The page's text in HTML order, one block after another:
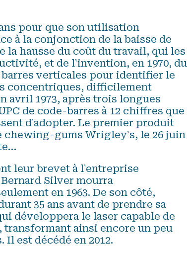
pour que son utilisation
à la conjonction de la baisse de
hausse du coût du travail, qui les
et de l'invention, en 1970, du
verticales pour identifier le
concentriques, difficilement
avril 1973, après trois longues
de code-barres à 12 chiffres que
d'adopter. Le premier produit
chewing-gums Wrigley's, le 26 juin
leur brevet à l'entreprise
Silver mourra
en 1963. De son côté,
35 ans avant de prendre sa
développera le laser capable de
transformant ainsi encore un peu
est décédé en 2012.